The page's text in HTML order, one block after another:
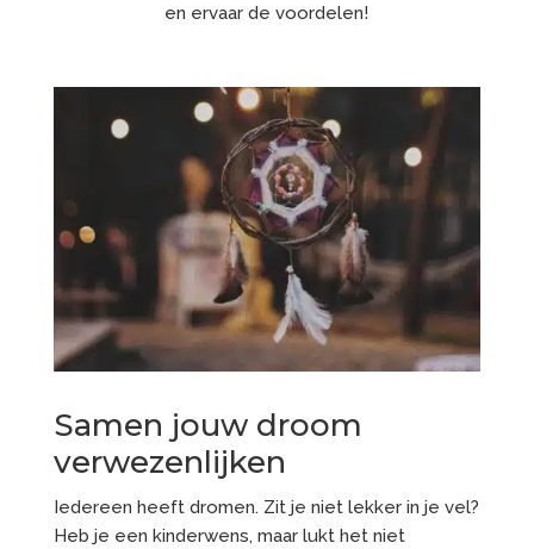
en ervaar de voordelen!
Samen jouw droom
verwezenlijken
Iedereen heeft dromen. Zit je niet lekker in je vel?
Heb je een kinderwens, maar lukt het niet